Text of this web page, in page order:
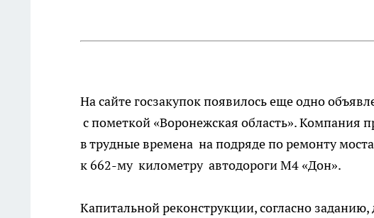
На сайте госзакупок появилось еще одно
с пометкой «Воронежская область». Компания
в трудные времена на подряде по ремонту
к 662-му километру автодороги М4 «Дон».
Капитальной реконструкции, согласно